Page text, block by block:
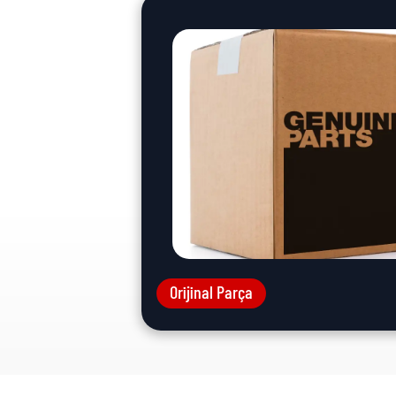
Orijinal Parça